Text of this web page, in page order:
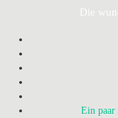
Die
Ein paar